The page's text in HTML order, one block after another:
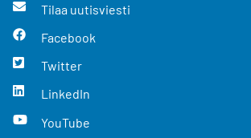
Tilaa uutisviesti
Facebook
Twitter
LinkedIn
YouTube